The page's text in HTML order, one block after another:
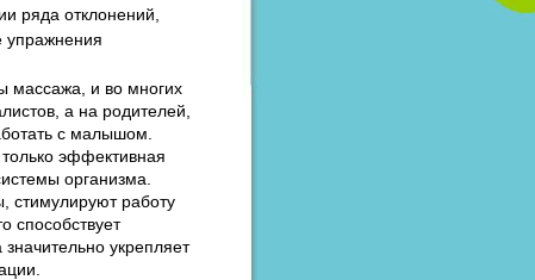
ряда отклонений,
упражнения
массажа, и во многих
а на родителей,
с малышом.
эффективная
организма.
стимулируют работу
способствует
укрепляет